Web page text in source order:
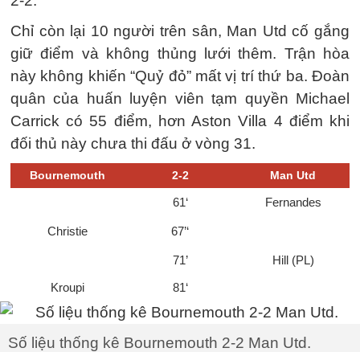
Chỉ còn lại 10 người trên sân, Man Utd cố gắng
giữ điểm và không thủng lưới thêm. Trận hòa
này không khiến “Quỷ đỏ” mất vị trí thứ ba. Đoàn
quân của huấn luyện viên tạm quyền Michael
Carrick có 55 điểm, hơn Aston Villa 4 điểm khi
đối thủ này chưa thi đấu ở vòng 31.
Bournemouth 2-2 Man Utd
61‘ Fernandes
Christie 67’‘
71’
Hill (PL)
Kroupi
81‘
Số liệu thống kê Bournemouth 2-2 Man Utd.